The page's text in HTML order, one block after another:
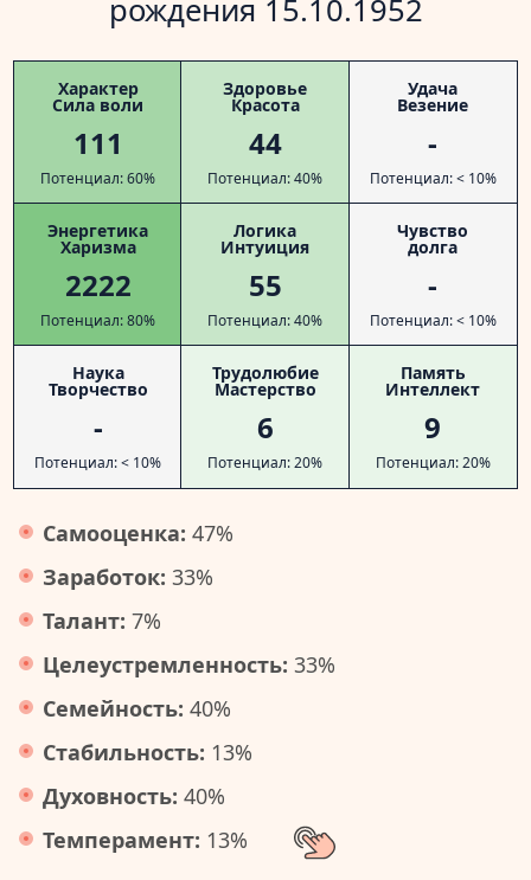
рождения 15.10.1952
Характер
Сила воли
111
Потенциал: 60%
Здоровье
Красота
44
Потенциал: 40%
Удача
Везение
-
Потенциал: < 10%
Энергетика
Харизма
2222
Потенциал: 80%
Логика
Интуиция
55
Потенциал: 40%
Чувство
долга
-
Потенциал: < 10%
Наука
Творчество
-
Потенциал: < 10%
Трудолюбие
Мастерство
6
Потенциал: 20%
Память
Интеллект
9
Потенциал: 20%
Самооценка: 47%
Заработок: 33%
Талант: 7%
Целеустремленность: 33%
Семейность: 40%
Стабильность: 13%
Духовность: 40%
Темперамент: 13%